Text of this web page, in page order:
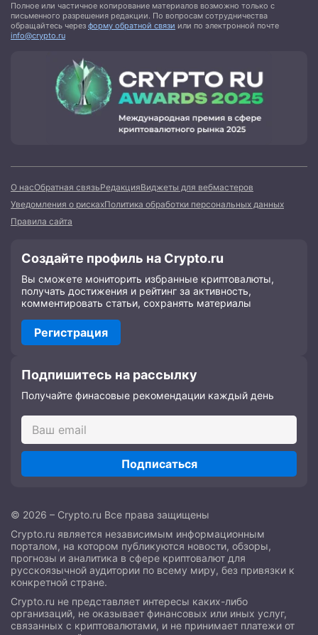
Полное или частичное копирование материалов возможно только с
письменного разрешения редакции. По вопросам сотрудничества
обращайтесь через форму обратной связи или по электронной почте
info@crypto.ru
О насОбратная связьРедакцияВиджеты для вебмастеров
Уведомления о рискахПолитика обработки персональных данных
Правила сайта
Создайте профиль на Crypto.ru
Вы сможете мониторить избранные криптовалюты,
получать достижения и рейтинг за активность,
комментировать статьи, сохранять материалы
Регистрация
Подпишитесь на рассылку
Получайте финасовые рекомендации каждый день
Подписаться
© 2026 – Crypto.ru Все права защищены
Crypto.ru является независимым информационным
порталом, на котором публикуются новости, обзоры,
прогнозы и аналитика в сфере криптовалют для
русскоязычной аудитории по всему миру, без привязки к
конкретной стране.
Crypto.ru не представляет интересы каких-либо
организаций, не оказывает финансовых или иных услуг,
связанных с криптовалютами, и не принимает платежи от